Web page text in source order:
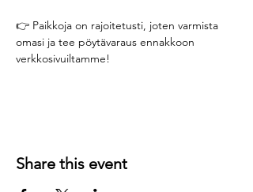
👉 Paikkoja on rajoitetusti, joten varmista
omasi ja tee pöytävaraus ennakkoon
verkkosivuiltamme!
Share this event